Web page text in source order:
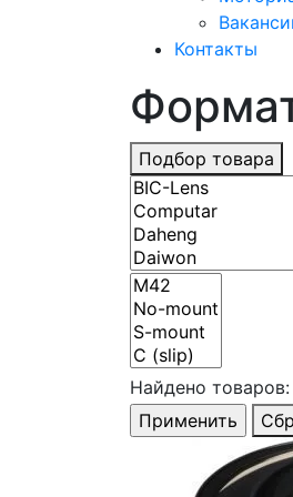
Контакты
Подбор товара
Найдено товаров: